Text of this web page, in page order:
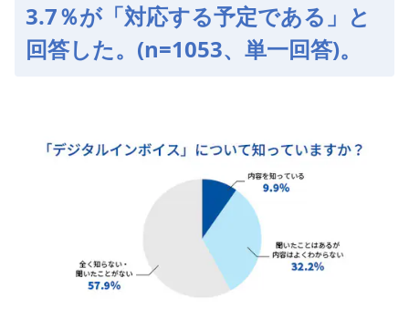
3.7％が「対応する予定である」と
回答した。(n=1053、単一回答)。